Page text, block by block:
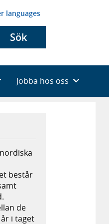
languages
Sök
Jobba hos oss
består
de
i taget